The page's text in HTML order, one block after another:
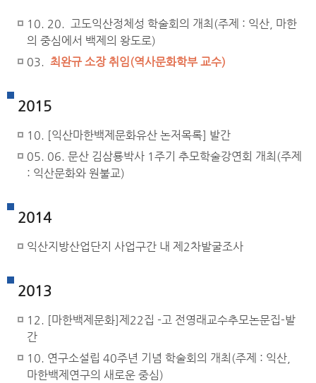
10. 20. 고도익산정체성 학술회의 개최(주제 : 익산, 마한
의 중심에서 백제의 왕도로)
03. 최완규 소장 취임(역사문화학부 교수)
2015
10. [익산마한백제문화유산 논저목록] 발간
05. 06. 문산 김삼룡박사 1주기 추모학술강연회 개최(주제
: 익산문화와 원불교)
2014
익산지방산업단지 사업구간 내 제2차발굴조사
2013
12. [마한백제문화]제22집 -고 전영래교수추모논문집-발
간
10. 연구소설립 40주년 기념 학술회의 개최(주제 : 익산,
마한백제연구의 새로운 중심)